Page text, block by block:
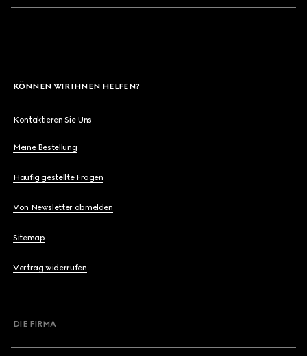
KÖNNEN WIR IHNEN HELFEN?
Kontaktieren Sie Uns
Meine Bestellung
Häufig gestellte Fragen
Von Newsletter abmelden
Sitemap
Vertrag widerrufen
DIE FIRMA